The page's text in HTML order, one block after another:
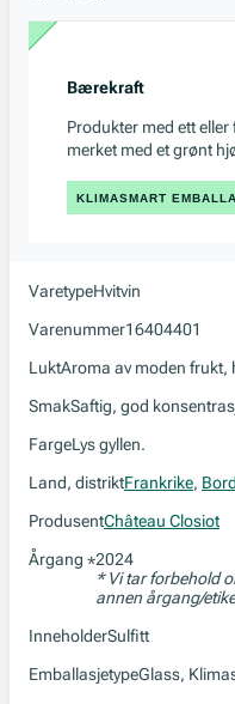
Bærekraft
Produkter med ett
merket med et grønt
KLIMASMART
VaretypeHvitvin
Varenummer16404401
LuktAroma av moden frukt,
SmakSaftig, god
FargeLys gyllen.
Land, distriktFrankrike,
ProdusentChâteau Closiot
Årgang *2024
* Vi tar forbehold
annen årgang/
InneholderSulfitt
EmballasjetypeGlass,